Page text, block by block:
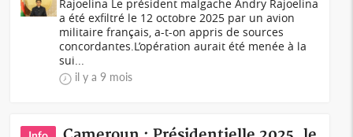
Rajoelina Le président malgache Andry Rajoelina
a été exfiltré le 12 octobre 2025 par un avion
militaire français, a-t-on appris de sources
concordantes.L’opération aurait été menée à la
sui...
il y a 9 mois